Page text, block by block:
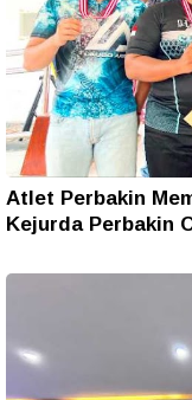
Atlet Perbakin
Kejurda Perbakin